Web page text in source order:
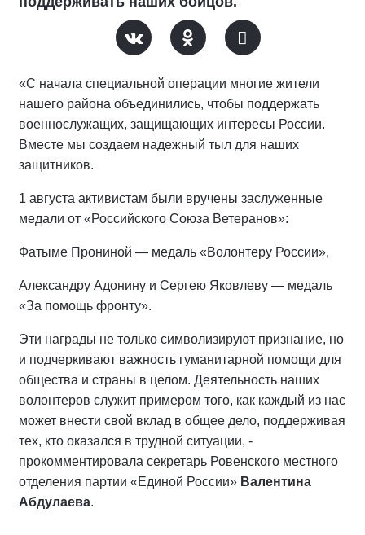
«С начала специальной операции многие жители
нашего района объединились, чтобы поддержать
военнослужащих, защищающих интересы России.
Вместе мы создаем надежный тыл для наших
защитников.
1 августа активистам были вручены заслуженные
медали от «Российского Союза Ветеранов»:
Фатыме Прониной — медаль «Волонтеру России»,
Александру Адонину и Сергею Яковлеву — медаль
«За помощь фронту».
Эти награды не только символизируют признание, но
и подчеркивают важность гуманитарной помощи для
общества и страны в целом. Деятельность наших
волонтеров служит примером того, как каждый из нас
может внести свой вклад в общее дело, поддерживая
тех, кто оказался в трудной ситуации, -
прокомментировала секретарь Ровенского местного
отделения партии «Единой России» Валентина
Абдулаева.